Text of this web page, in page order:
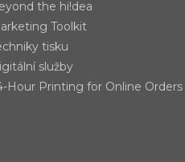
the hi!dea
Toolkit
tisku
služby
Hour Printing for Online Orders